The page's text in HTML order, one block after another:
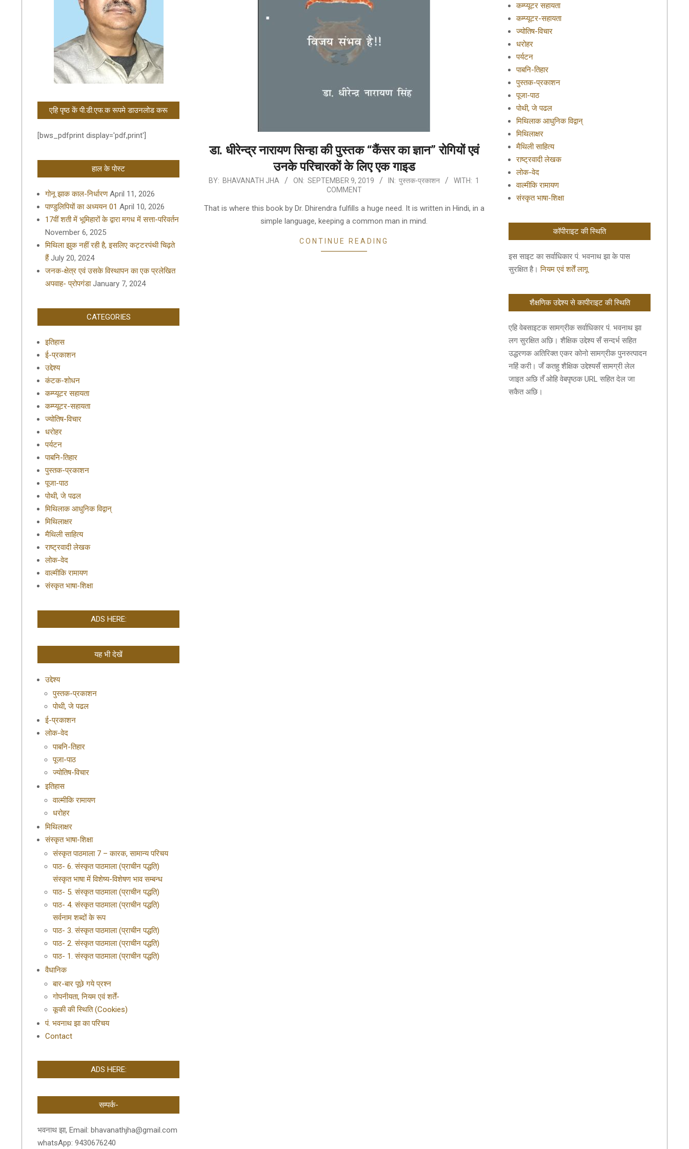
डा. धीरेन्द्र नारायण सिन्हा की पुस्तक “कैंसर का ज्ञान” रोगियों एवं
उनके परिचारकों के लिए एक गाइड
2019-
09
BY: BHAVANATH JHA ON: SEPTEMBER 9, 2019 IN: पुस्तक-प्रकाशन WITH: 1
COMMENT
That is where this book by Dr. Dhirendra fulfills a huge need. It is written in Hindi, in a
simple language, keeping a common man in mind.
CONTINUE READING
एहि पृष्ठ कें पी.डी.एफ.क रूपमे डाउनलोड करू
[bws_pdfprint display='pdf,print']
हाल के पोस्ट
गोनू झाक काल-निर्धारण April 11, 2026
पाण्डुलिपियों का अध्ययन 01 April 10, 2026
17वीं शती में भूमिहारों के द्वारा मगध में सत्ता-परिवर्तन
November 6, 2025
मिथिला झुक नहीं रही है, इसलिए कट्टरपंथी चिढ़ते
हैं July 20, 2024
जनक-क्षेत्र एवं उसके विस्थापन का एक प्रलेखित
अपवाह- प्रोपगंडा January 7, 2024
CATEGORIES
इतिहास
ई-प्रकाशन
उद्देश्य
कंटक-शोधन
कम्प्यूटर सहायता
कम्प्यूटर-सहायता
ज्योतिष-विचार
धरोहर
पर्यटन
पाबनि-तिहार
पुस्तक-प्रकाशन
पूजा-पाठ
पोथी, जे पढल
मिथिलाक आधुनिक विद्वान्
मिथिलाक्षर
मैथिली साहित्य
राष्ट्रवादी लेखक
लोक-वेद
वाल्मीकि रामायण
संस्कृत भाषा-शिक्षा
ADS HERE:
यह भी देखें
उद्देश्य
पुस्तक-प्रकाशन
पोथी, जे पढल
ई-प्रकाशन
लोक-वेद
पाबनि-तिहार
पूजा-पाठ
ज्योतिष-विचार
इतिहास
वाल्मीकि रामायण
धरोहर
मिथिलाक्षर
संस्कृत भाषा-शिक्षा
संस्कृत पाठमाला 7 – कारक, सामान्य परिचय
पाठ- 6. संस्कृत पाठमाला (प्राचीन पद्धति)
संस्कृत भाषा में विशेष्य-विशेषण भाव सम्बन्ध
पाठ- 5. संस्कृत पाठमाला (प्राचीन पद्धति)
पाठ- 4. संस्कृत पाठमाला (प्राचीन पद्धति)
सर्वनाम शब्दों के रूप
पाठ- 3. संस्कृत पाठमाला (प्राचीन पद्धति)
पाठ- 2. संस्कृत पाठमाला (प्राचीन पद्धति)
पाठ- 1. संस्कृत पाठमाला (प्राचीन पद्धति)
वैधानिक
बार-बार पूछे गये प्रश्न
गोपनीयता, नियम एवं शर्तें-
कूकी की स्थिति (Cookies)
पं. भवनाथ झा का परिचय
Contact
ADS HERE:
सम्पर्क-
भवनाथ झा, Email: bhavanathjha@gmail.com
whatsApp: 9430676240
कम्प्यूटर सहायता
कम्प्यूटर-सहायता
ज्योतिष-विचार
धरोहर
पर्यटन
पाबनि-तिहार
पुस्तक-प्रकाशन
पूजा-पाठ
पोथी, जे पढल
मिथिलाक आधुनिक विद्वान्
मिथिलाक्षर
मैथिली साहित्य
राष्ट्रवादी लेखक
लोक-वेद
वाल्मीकि रामायण
संस्कृत भाषा-शिक्षा
कॉपीराइट की स्थिति
इस साइट का सर्वाधिकार पं. भवनाथ झा के पास
सुरक्षित है।नियम एवं शर्तें लागू
शैक्षणिक उद्देश्य से कापीराइट की स्थिति
एहि वेबसाइटक सामग्रीक सर्वाधिकार पं. भवनाथ झा
लग सुरक्षित अछि। शैक्षिक उद्देश्य सँ सन्दर्भ सहित
उद्धरणक अतिरिक्त एकर कोनो सामग्रीक पुनरुत्पादन
नहिं करी। जँ कतहु शैक्षिक उद्देश्यसँ सामग्री लेल
जाइत अछि तँ ओहि वेबपृष्ठक URL सहित देल जा
सकैत अछि।